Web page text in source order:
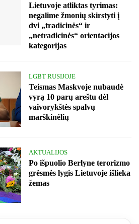
Lietuvoje atliktas tyrimas:
negalime žmonių skirstyti į
dvi „tradicinės“ ir
„netradicinės“ orientacijos
kategorijas
LGBT RUSIJOJE
Teismas Maskvoje nubaudė
vyrą 10 parų areštu dėl
vaivorykštės spalvų
marškinėlių
AKTUALIJOS
Po išpuolio Berlyne terorizmo
grėsmės lygis Lietuvoje išlieka
žemas